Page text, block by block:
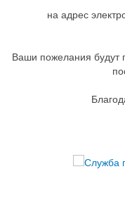
на адрес
Ваши пожелания будут